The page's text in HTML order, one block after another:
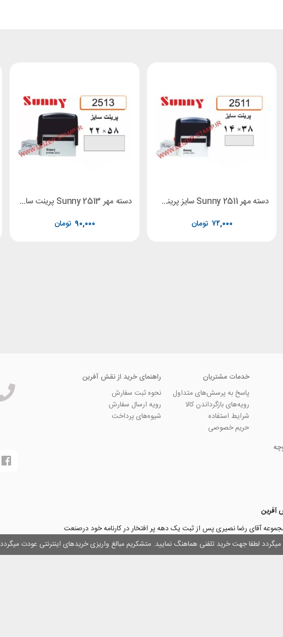
میگردد لطفا جهت خرید تلفنی هماهنگ نمایید. متشکریم مبالغ واریزی خریدهای اینترنتی عودت میگردد
دسته مهر Sunny 2511 سایز پرینت 38 * 14
تومان ۷۲,۰۰۰
دسته مهر Sunny 2513 پرینت سایز 58 *22
تومان ۹۰,۰۰۰
خدمات مشتریان
پاسخ به پرسش‌های متداول
رویه‌های بازگرداندن کالا
شرایط استفاده
حریم خصوصی
راهنمای خرید از نقش آفرین
نحوه ثبت سفارش
رویه ارسال سفارش
شیوه‌های پرداخت
آقای رضا نصیری پس از ثبت یک دهه پر افتخار در کارنامه خود درصنعت
چاپ و تبلیغات با تولید مجموعه‌های آسان کارت ۱ -۲ -۳، با کارآفرینی و ایجاد شغل برای حداقل
و دریافت تندیس کار آفرینان برتر، برآن شدند تا با ایجاد نوآوری و تحول در صنعت